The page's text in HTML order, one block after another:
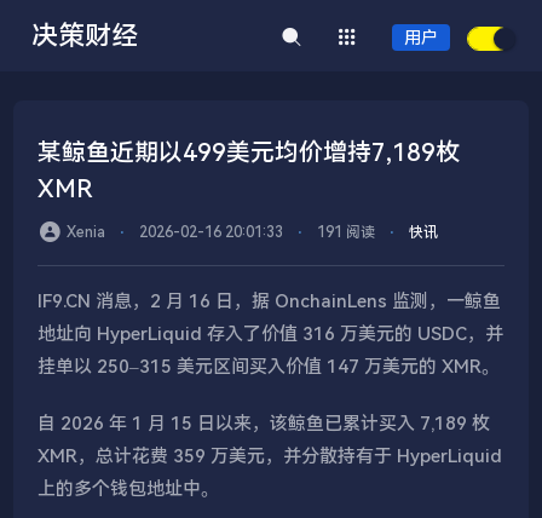
决策财经 用户
某鲸鱼近期以499美元均价增持7,189枚
XMR
Xenia ⋅ 2026-02-16 20:01:33 ⋅ 191 阅读 ⋅ 快讯
IF9.CN 消息，2 月 16 日，据 OnchainLens 监测，一鲸鱼
地址向 HyperLiquid 存入了价值 316 万美元的 USDC，并
挂单以 250–315 美元区间买入价值 147 万美元的 XMR。
自 2026 年 1 月 15 日以来，该鲸鱼已累计买入 7,189 枚
XMR，总计花费 359 万美元，并分散持有于 HyperLiquid
上的多个钱包地址中。